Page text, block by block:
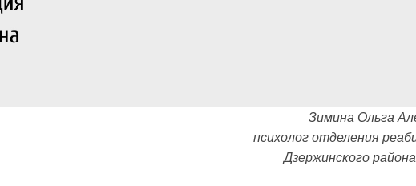
Зимина Ольга
психолог отделения
Дзержинского